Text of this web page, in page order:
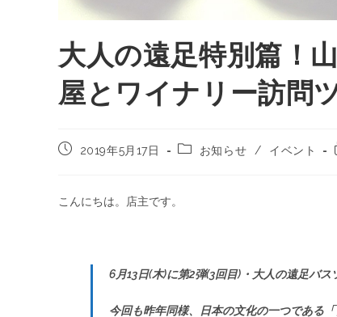
大人の遠足特別篇！
屋とワイナリー訪問
2019年5月17日 お知らせ / イベント
こんにちは。店主です。
6月13日(木)に第2弾(3回目)・大人の遠足バス
今回も昨年同様、日本の文化の一つである